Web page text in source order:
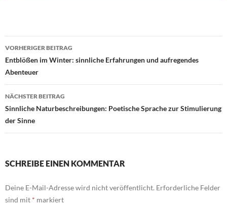
Beitragsnavigation
VORHERIGER BEITRAG
Entblößen im Winter: sinnliche Erfahrungen und aufregendes
Abenteuer
NÄCHSTER BEITRAG
Sinnliche Naturbeschreibungen: Poetische Sprache zur Stimulierung
der Sinne
SCHREIBE EINEN KOMMENTAR
Deine E-Mail-Adresse wird nicht veröffentlicht. Erforderliche Felder
sind mit * markiert